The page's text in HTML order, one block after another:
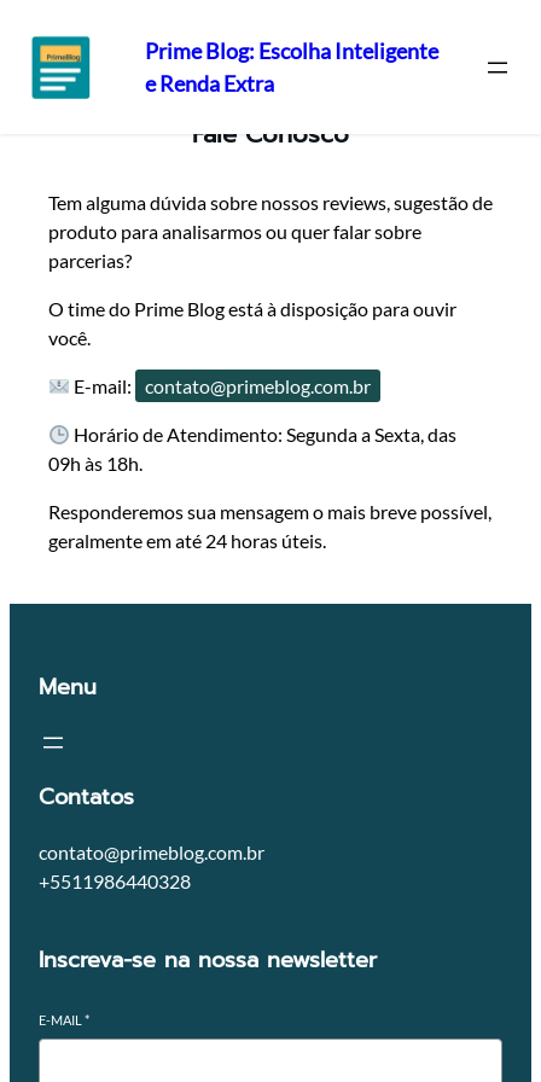
conteúdo
Prime Blog: Escolha Inteligente
e Renda Extra
Fale Conosco
Tem alguma dúvida sobre nossos reviews, sugestão de
produto para analisarmos ou quer falar sobre
parcerias?
O time do Prime Blog está à disposição para ouvir
você.
E-mail: contato@primeblog.com.br
Horário de Atendimento: Segunda a Sexta, das
09h às 18h.
Responderemos sua mensagem o mais breve possível,
geralmente em até 24 horas úteis.
Menu
Contatos
contato@primeblog.com.br
+5511986440328
Inscreva-se na nossa newsletter
E-MAIL *